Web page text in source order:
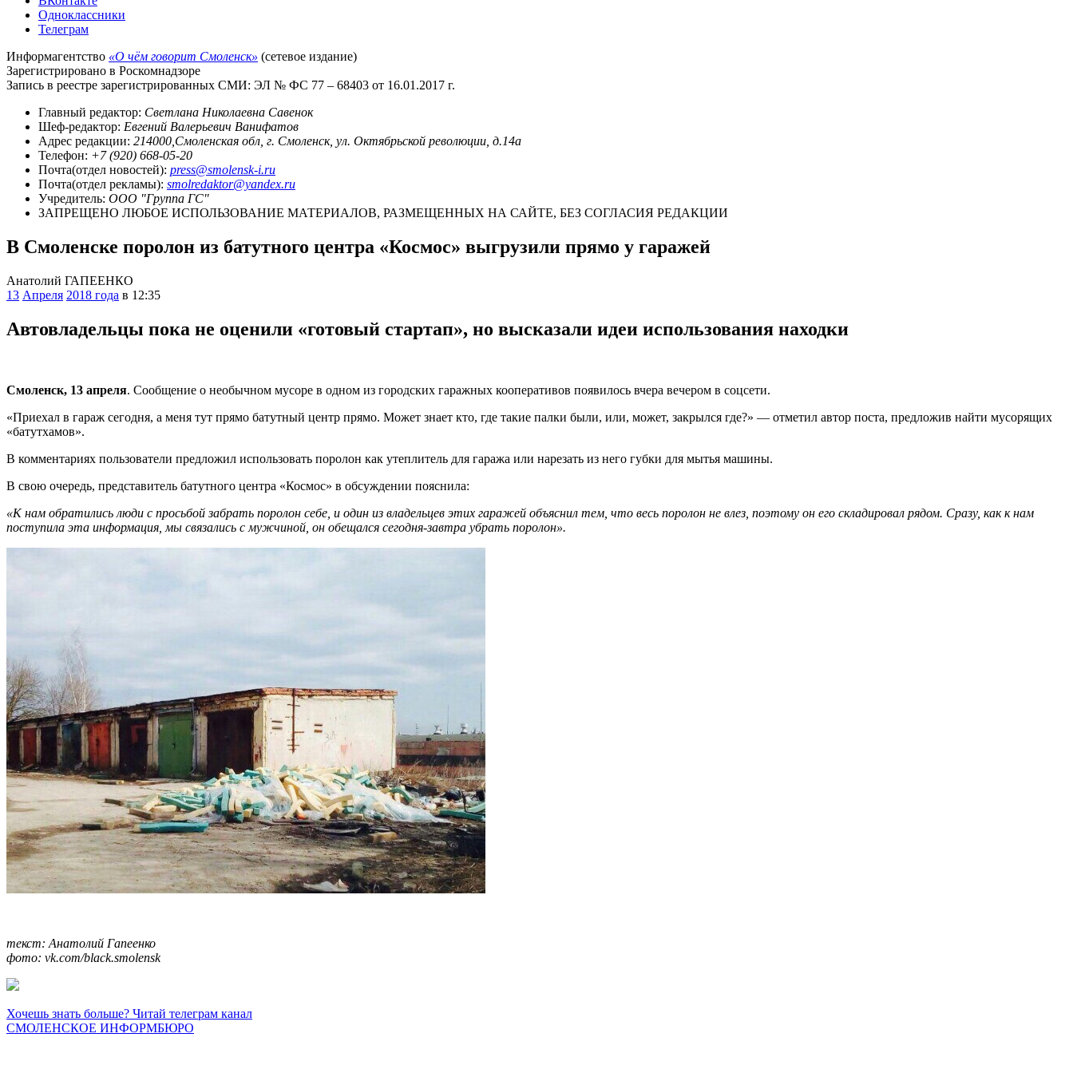
Одноклассники
Телеграм
Информагентство «О чём говорит Смоленск» (сетевое издание)
Зарегистрировано в Роскомнадзоре
Запись в реестре зарегистрированных СМИ: ЭЛ № ФС 77 – 68403 от 16.01.2017 г.
Главный редактор: Светлана Николаевна Савенок
Шеф-редактор: Евгений Валерьевич Ванифатов
Адрес редакции: 214000,Смоленская обл, г. Смоленск, ул. Октябрьской революции, д.14а
Телефон: +7 (920) 668-05-20
Почта(отдел новостей): press@smolensk-i.ru
Почта(отдел рекламы): smolredaktor@yandex.ru
Учредитель: ООО "Группа ГС"
ЗАПРЕЩЕНО ЛЮБОЕ ИСПОЛЬЗОВАНИЕ МАТЕРИАЛОВ, РАЗМЕЩЕННЫХ НА САЙТЕ, БЕЗ СОГЛАСИЯ РЕДАКЦИИ
В Смоленске поролон из батутного центра «Космос» выгрузили прямо у гаражей
Анатолий ГАПЕЕНКО
13 Апреля 2018 года в 12:35
Автовладельцы пока не оценили «готовый стартап», но высказали идеи использования находки
Смоленск, 13 апреля. Сообщение о необычном мусоре в одном из городских гаражных кооперативов появилось вчера вечером в соцсети.
«Приехал в гараж сегодня, а меня тут прямо батутный центр прямо. Может знает кто, где такие палки были, или, может, закрылся где?» — отметил автор поста, предложив найти мусорящих
«батутхамов».
В комментариях пользователи предложил использовать поролон как утеплитель для гаража или нарезать из него губки для мытья машины.
В свою очередь, представитель батутного центра «Космос» в обсуждении пояснила:
«К нам обратились люди с просьбой забрать поролон себе, и один из владельцев этих гаражей объяснил тем, что весь поролон не влез, поэтому он его складировал рядом. Сразу, как к нам
поступила эта информация, мы связались с мужчиной, он обещался сегодня-завтра убрать поролон».
текст: Анатолий Гапеенко
фото: vk.com/black.smolensk
Хочешь знать больше? Читай телеграм канал
СМОЛЕНСКОЕ ИНФОРМБЮРО